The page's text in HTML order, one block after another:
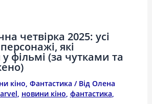
четвірка 2025: усі
які
у фільмі (за чутками та
кіно Фантастика / Від Олена
новини кіно фантастика